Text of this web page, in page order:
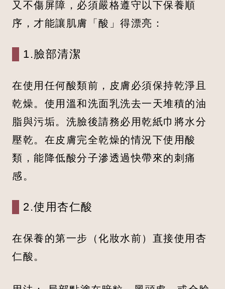
又不傷屏障，必須嚴格遵守以下保養順
序，才能讓肌膚「酸」得漂亮：
1.臉部清潔
在使用任何酸類前，皮膚必須保持乾淨且
乾燥。使用溫和洗面乳洗去一天堆積的油
脂與污垢。洗臉後請務必用乾紙巾將水分
壓乾。在皮膚完全乾燥的情況下使用酸
類，能降低酸分子滲透過快帶來的刺痛
感。
2.使用杏仁酸
在保養的第一步（化妝水前）直接使用杏
仁酸。